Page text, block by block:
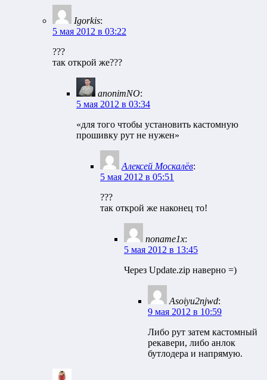
Igorkis:
5 мая 2012 в 03:22
???
так открой же???
anonimNO:
5 мая 2012 в 03:34
«для того чтобы установить кастомную
прошивку рут не нужен»
Алексей Москалёв:
5 мая 2012 в 05:51
???
так открой же наконец то!
noname1x:
5 мая 2012 в 13:45
Через Update.zip наверно =)
Asoiyu2njwd:
9 мая 2012 в 10:59
Либо рут затем кастомный
рекавери, либо анлок
бутлодера и напрямую.